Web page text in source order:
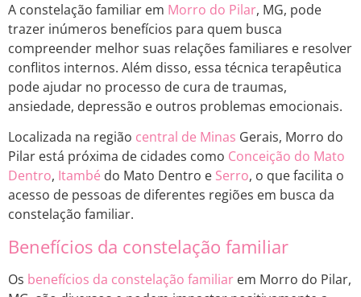
A constelação familiar em Morro do Pilar, MG, pode
trazer inúmeros benefícios para quem busca
compreender melhor suas relações familiares e resolver
conflitos internos. Além disso, essa técnica terapêutica
pode ajudar no processo de cura de traumas,
ansiedade, depressão e outros problemas emocionais.
Localizada na região central de Minas Gerais, Morro do
Pilar está próxima de cidades como Conceição do Mato
Dentro, Itambé do Mato Dentro e Serro, o que facilita o
acesso de pessoas de diferentes regiões em busca da
constelação familiar.
Benefícios da constelação familiar
Os benefícios da constelação familiar em Morro do Pilar,